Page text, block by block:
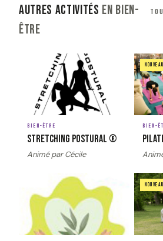
AUTRES ACTIVITÉS EN BIEN-
ÊTRE
image_couverture
Image
BIEN-ÊTRE
Stretching postural ®
Animé par Cécile
NOUVEAU
BIEN-
image_couverture NOUVEAU